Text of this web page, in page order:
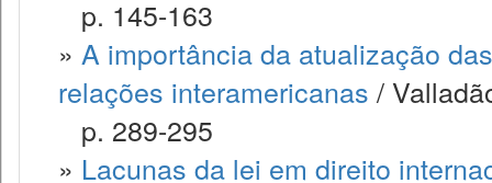
p. 145-163
» A importância da atualização
relações interamericanas /
p. 289-295
» Lacunas da lei em direito